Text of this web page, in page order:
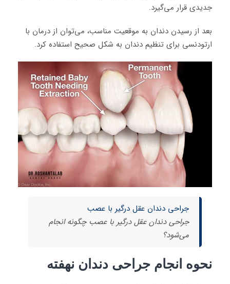
جدیدی قرار می‌گیرد.
بعد از رسیدن دندان به موقعیت مناسب، می‌توان از درمان با
ارتودنسی برای تنظیم دندان به شکل صحیح استفاده کرد.
جراحی دندان عقل درگیر با عصب
جراحی دندان عقل درگیر با عصب چگونه انجام
می‌شود؟
نحوه انجام جراحی دندان نهفته